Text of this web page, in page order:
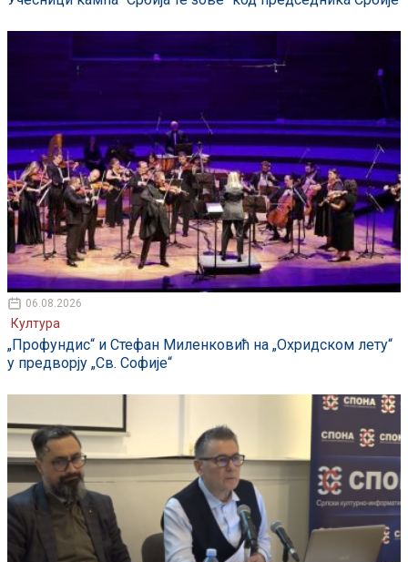
06.08.2026
Култура
„Профундис“ и Стефан Миленковић на „Охридском лету“
у предворју „Св. Софије“